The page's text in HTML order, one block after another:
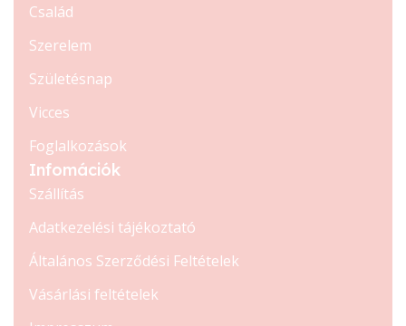
Család
Szerelem
Születésnap
Vicces
Foglalkozások
Infomációk
Szállítás
Adatkezelési tájékoztató
Általános Szerződési Feltételek
Vásárlási feltételek